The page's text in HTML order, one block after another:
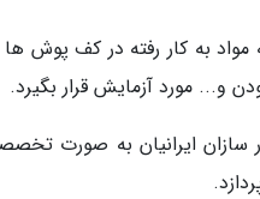
مواد به کار رفته در کف پوش
و... مورد آزمایش قرار بگیرد.
سازان ایرانیان به صورت